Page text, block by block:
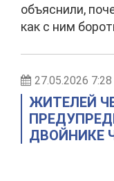
объяснили,
как с ним
27.05.2026 7:28
ЖИТЕЛЕЙ
ДВОЙНИКЕ